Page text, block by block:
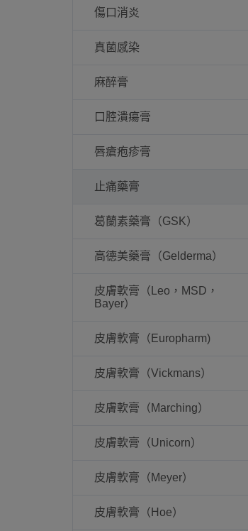
傷口消炎
真菌感染
麻醉膏
口腔潰瘍膏
唇瘡疱疹膏
止痛藥膏
葛蘭素藥膏（GSK）
高德美藥膏（Gelderma）
皮膚軟膏（Leo，MSD，
Bayer）
皮膚軟膏（Europharm)
皮膚軟膏（Vickmans）
皮膚軟膏（Marching）
皮膚軟膏（Unicorn）
皮膚軟膏（Meyer）
皮膚軟膏（Hoe）